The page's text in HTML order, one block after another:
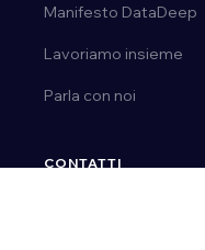
Manifesto DataDeep
Lavoriamo insieme
Parla con noi
CONTATTI